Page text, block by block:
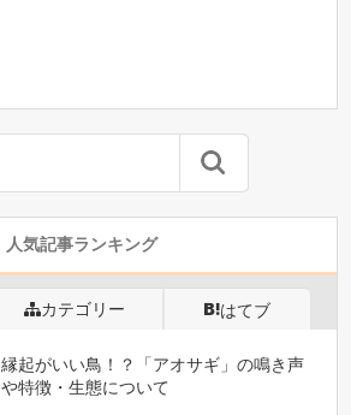
人気記事ランキング
カテゴリー はてブ
縁起がいい鳥！？「アオサギ」の鳴き声
や特徴・生態について